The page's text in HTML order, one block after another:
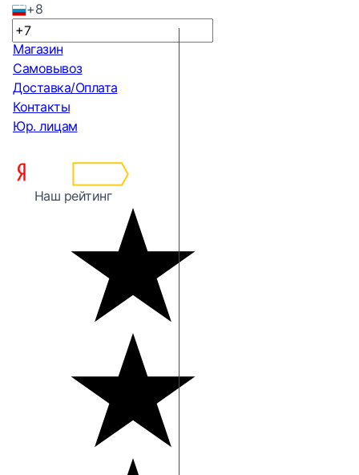
+8
Магазин
Самовывоз
Доставка/Оплата
Контакты
Юр. лицам
Наш рейтинг